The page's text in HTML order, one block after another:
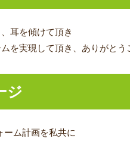
耳を傾けて頂き
を実現して頂き、ありがとう
ジ
ーム計画を私共に